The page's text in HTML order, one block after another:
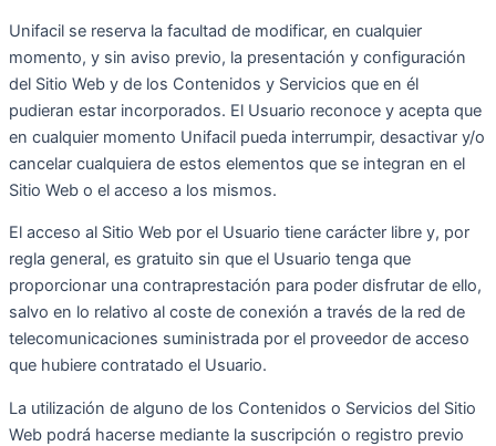
Unifacil se reserva la facultad de modificar, en cualquier
momento, y sin aviso previo, la presentación y configuración
del Sitio Web y de los Contenidos y Servicios que en él
pudieran estar incorporados. El Usuario reconoce y acepta que
en cualquier momento Unifacil pueda interrumpir, desactivar y/o
cancelar cualquiera de estos elementos que se integran en el
Sitio Web o el acceso a los mismos.
El acceso al Sitio Web por el Usuario tiene carácter libre y, por
regla general, es gratuito sin que el Usuario tenga que
proporcionar una contraprestación para poder disfrutar de ello,
salvo en lo relativo al coste de conexión a través de la red de
telecomunicaciones suministrada por el proveedor de acceso
que hubiere contratado el Usuario.
La utilización de alguno de los Contenidos o Servicios del Sitio
Web podrá hacerse mediante la suscripción o registro previo